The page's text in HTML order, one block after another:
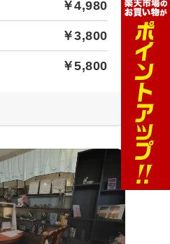
￥4,980
￥3,800
￥5,800